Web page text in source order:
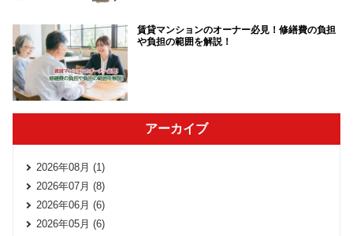
賃貸マンションのオーナー必見！修繕費の負担
や負担の範囲を解説！
アーカイブ
2026年08月 (1)
2026年07月 (8)
2026年06月 (6)
2026年05月 (6)